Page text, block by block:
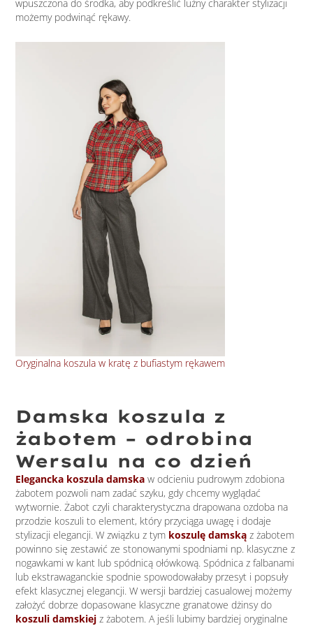
wpuszczona do środka, aby podkreślić luźny charakter stylizacji
możemy podwinąć rękawy.
Oryginalna koszula w kratę z bufiastym rękawem
Damska koszula z
żabotem – odrobina
Wersalu na co dzień
Elegancka koszula damska w odcieniu pudrowym zdobiona
żabotem pozwoli nam zadać szyku, gdy chcemy wyglądać
wytwornie. Żabot czyli charakterystyczna drapowana ozdoba na
przodzie koszuli to element, który przyciąga uwagę i dodaje
stylizacji elegancji. W związku z tym koszulę damską z żabotem
powinno się zestawić ze stonowanymi spodniami np. klasyczne z
nogawkami w kant lub spódnicą ołówkową. Spódnica z falbanami
lub ekstrawaganckie spodnie spowodowałaby przesyt i popsuły
efekt klasycznej elegancji. W wersji bardziej casualowej możemy
założyć dobrze dopasowane klasyczne granatowe dżinsy do
koszuli damskiej z żabotem. A jeśli lubimy bardziej oryginalne